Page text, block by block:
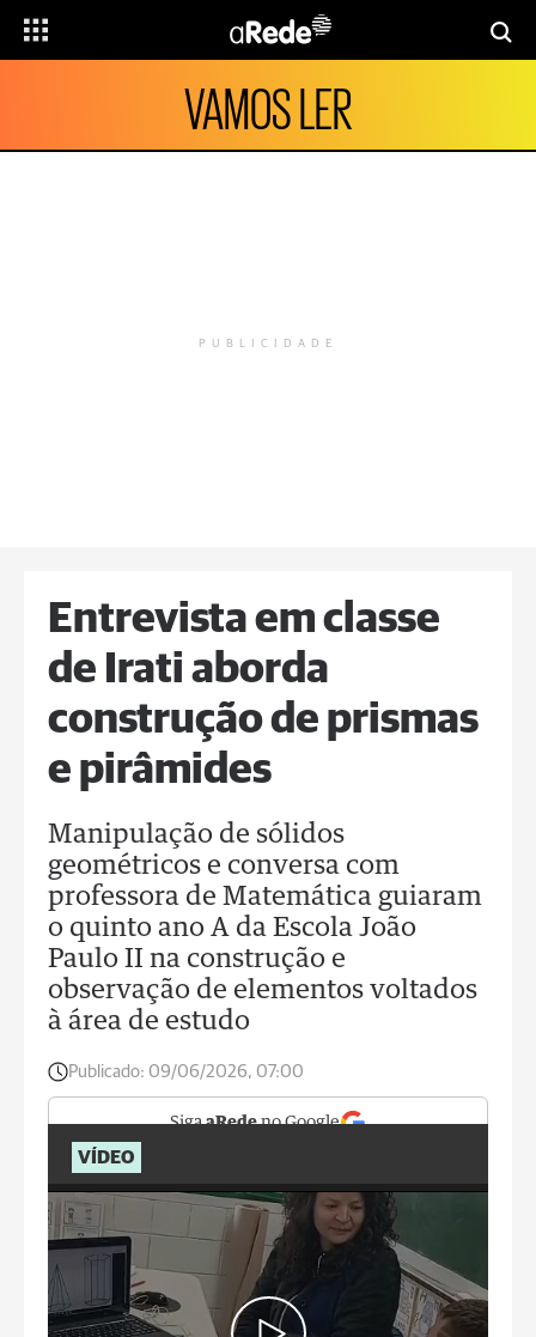
VAMOS LER
PUBLICIDADE
Entrevista em classe
de Irati aborda
construção de prismas
e pirâmides
Manipulação de sólidos
geométricos e conversa com
professora de Matemática guiaram
o quinto ano A da Escola João
Paulo II na construção e
observação de elementos voltados
à área de estudo
Publicado: 09/06/2026, 07:00
SigaaRedeno Google
VÍDEO